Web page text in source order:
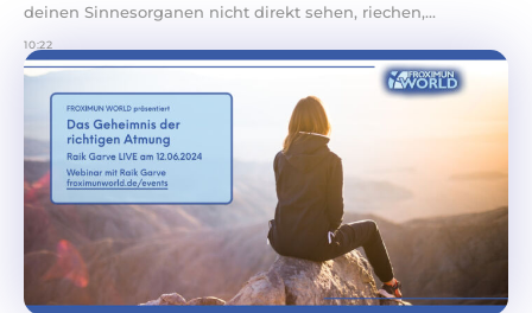
deinen Sinnesorganen nicht direkt sehen, riechen,...
10:22